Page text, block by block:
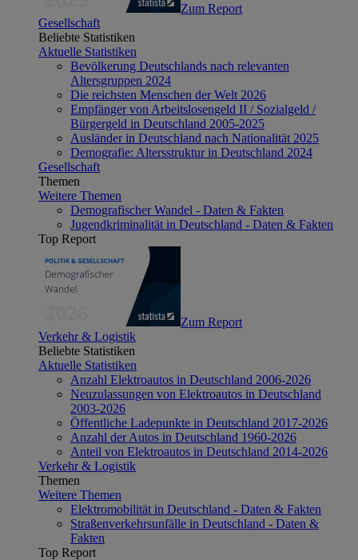
Zum Report
Gesellschaft
Beliebte Statistiken
Aktuelle Statistiken
Bevölkerung Deutschlands nach relevanten
Altersgruppen 2024
Die reichsten Menschen der Welt 2026
Empfänger von Arbeitslosengeld II / Sozialgeld /
Bürgergeld in Deutschland 2005-2025
Ausländer in Deutschland nach Nationalität 2025
Demografie: Altersstruktur in Deutschland 2024
Gesellschaft
Themen
Weitere Themen
Demografischer Wandel - Daten & Fakten
Jugendkriminalität in Deutschland - Daten & Fakten
Top Report
Zum Report
Verkehr & Logistik
Beliebte Statistiken
Aktuelle Statistiken
Anzahl Elektroautos in Deutschland 2006-2026
Neuzulassungen von Elektroautos in Deutschland
2003-2026
Öffentliche Ladepunkte in Deutschland 2017-2026
Anzahl der Autos in Deutschland 1960-2026
Anteil von Elektroautos in Deutschland 2014-2026
Verkehr & Logistik
Themen
Weitere Themen
Elektromobilität in Deutschland - Daten & Fakten
Straßenverkehrsunfälle in Deutschland - Daten &
Fakten
Top Report